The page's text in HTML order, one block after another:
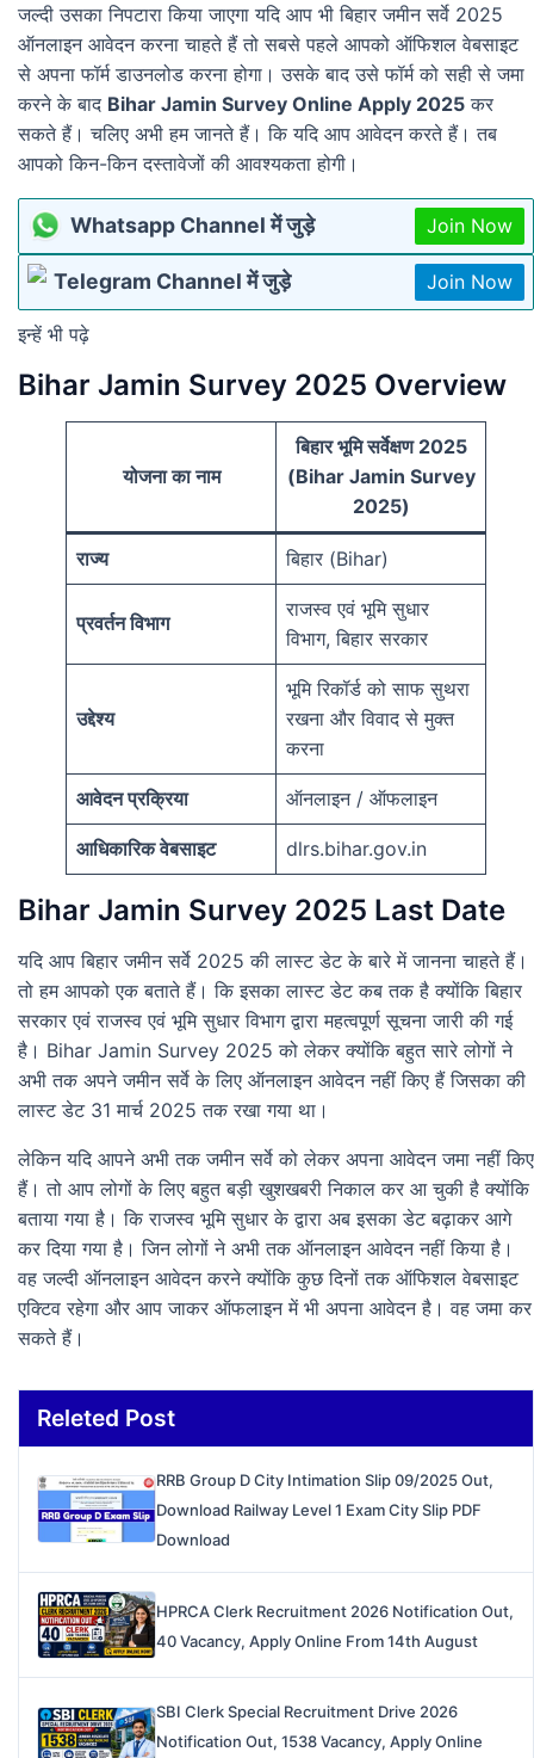
जल्दी उसका निपटारा किया जाएगा यदि आप भी बिहार जमीन सर्वे 2025
ऑनलाइन आवेदन करना चाहते हैं तो सबसे पहले आपको ऑफिशल वेबसाइट
से अपना फॉर्म डाउनलोड करना होगा। उसके बाद उसे फॉर्म को सही से जमा
करने के बाद Bihar Jamin Survey Online Apply 2025 कर
सकते हैं। चलिए अभी हम जानते हैं। कि यदि आप आवेदन करते हैं। तब
आपको किन-किन दस्तावेजों की आवश्यकता होगी।
Whatsapp Channel में जुड़े Join Now
Telegram Channel में जुड़े Join Now
इन्हें भी पढ़े
Bihar Jamin Survey 2025 Overview
योजना का नाम
बिहार भूमि सर्वेक्षण 2025
(Bihar Jamin Survey
2025)
राज्य बिहार (Bihar)
प्रवर्तन विभाग
राजस्व एवं भूमि सुधार
विभाग, बिहार सरकार
उद्देश्य
भूमि रिकॉर्ड को साफ सुथरा
रखना और विवाद से मुक्त
करना
आवेदन प्रक्रिया ऑनलाइन / ऑफलाइन
आधिकारिक वेबसाइट dlrs.bihar.gov.in
Bihar Jamin Survey 2025 Last Date
यदि आप बिहार जमीन सर्वे 2025 की लास्ट डेट के बारे में जानना चाहते हैं।
तो हम आपको एक बताते हैं। कि इसका लास्ट डेट कब तक है क्योंकि बिहार
सरकार एवं राजस्व एवं भूमि सुधार विभाग द्वारा महत्वपूर्ण सूचना जारी की गई
है। Bihar Jamin Survey 2025 को लेकर क्योंकि बहुत सारे लोगों ने
अभी तक अपने जमीन सर्वे के लिए ऑनलाइन आवेदन नहीं किए हैं जिसका की
लास्ट डेट 31 मार्च 2025 तक रखा गया था।
लेकिन यदि आपने अभी तक जमीन सर्वे को लेकर अपना आवेदन जमा नहीं किए
हैं। तो आप लोगों के लिए बहुत बड़ी खुशखबरी निकाल कर आ चुकी है क्योंकि
बताया गया है। कि राजस्व भूमि सुधार के द्वारा अब इसका डेट बढ़ाकर आगे
कर दिया गया है। जिन लोगों ने अभी तक ऑनलाइन आवेदन नहीं किया है।
वह जल्दी ऑनलाइन आवेदन करने क्योंकि कुछ दिनों तक ऑफिशल वेबसाइट
एक्टिव रहेगा और आप जाकर ऑफलाइन में भी अपना आवेदन है। वह जमा कर
सकते हैं।
Releted Post
RRB Group D City Intimation Slip 09/2025 Out,
Download Railway Level 1 Exam City Slip PDF
Download
HPRCA Clerk Recruitment 2026 Notification Out,
40 Vacancy, Apply Online From 14th August
SBI Clerk Special Recruitment Drive 2026
Notification Out, 1538 Vacancy, Apply Online